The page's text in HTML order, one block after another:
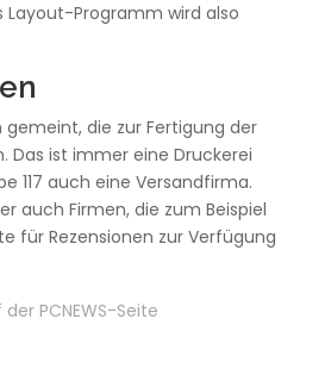
Layout-Programm wird also
gemeint, die zur Fertigung der
Das ist immer eine Druckerei
117 auch eine Versandfirma.
auch Firmen, die zum Beispiel
für Rezensionen zur Verfügung
PCNEWS-Seite